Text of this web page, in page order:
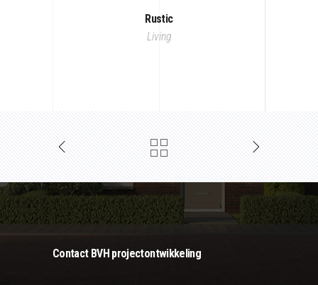
Rustic
Living
Contact BVH projectontwikkeling